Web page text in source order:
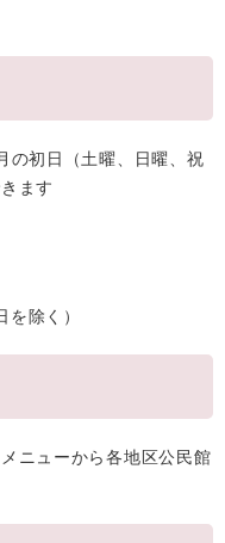
の初日（土曜、日曜、祝
ます
除く）
ニューから各地区公民館